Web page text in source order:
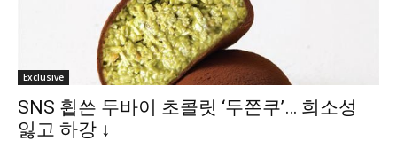
Exclusive
SNS 휩쓴 두바이 초콜릿 ‘두쫀쿠’… 희소성
잃고 하강 ↓